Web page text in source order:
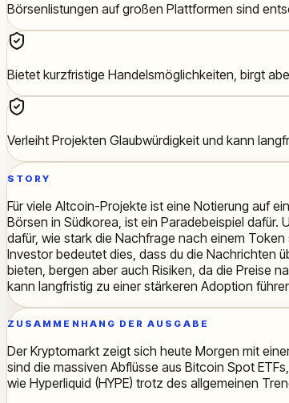
Börsenlistungen auf großen Plattformen sind
Bietet kurzfristige Handelsmöglichkeiten, birgt
Verleiht Projekten Glaubwürdigkeit und kann
STORY
Für viele Altcoin-Projekte ist eine Notierung auf
Börsen in Südkorea, ist ein Paradebeispiel dafür.
dafür, wie stark die Nachfrage nach einem
Investor bedeutet dies, dass du die Nachrichten
bieten, bergen aber auch Risiken, da die Preise
kann langfristig zu einer stärkeren Adoption
ZUSAMMENHANG DER AUSGABE
Der Kryptomarkt zeigt sich heute Morgen mit
sind die massiven Abflüsse aus Bitcoin Spot
wie Hyperliquid (HYPE) trotz des allgemeinen